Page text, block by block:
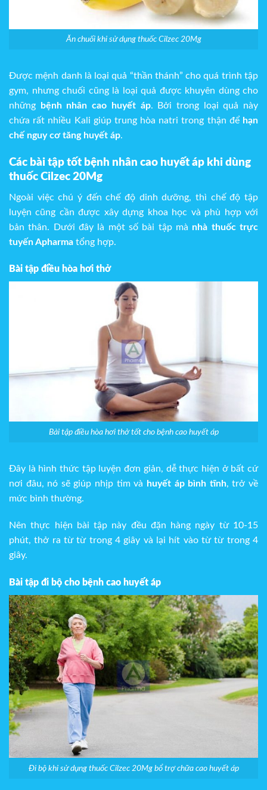
Ăn chuối khi sử dụng thuốc Cilzec 20Mg
Được mệnh danh là loại quả “thần thánh” cho quá trình tập
gym, nhưng chuối cũng là loại quả được khuyên dùng cho
những
bệnh nhân cao huyết áp. Bởi trong loại quả này
chứa rất nhiều Kali giúp trung hòa natri trong thận để hạn
chế nguy cơ tăng huyết áp.
Các bài tập tốt bệnh nhân cao huyết áp khi dùng
thuốc Cilzec 20Mg
Ngoài việc chú ý đến chế độ dinh dưỡng, thì chế độ tập
luyện cũng cần được xây dựng khoa học và phù hợp với
bản thân. Dưới đây là một số bài tập mà nhà thuốc trực
tuyến Apharma tổng hợp.
Bài tập điều hòa hơi thở
Bài tập điều hòa hơi thở tốt cho bệnh cao huyết áp
Đây là hình thức tập luyện đơn giản, dễ thực hiện ở bất cứ
nơi đâu, nó sẽ giúp nhịp tim và
huyết áp bình tĩnh, trở về
mức bình thường.
Nên thực hiện bài tập này đều đặn hàng ngày từ 10-15
phút, thở ra từ từ trong 4 giây và lại hít vào từ từ trong 4
giây.
Bài tập đi bộ cho bệnh cao huyết áp
Đi bộ khi sử dụng thuốc Cilzec 20Mg bổ trợ chữa cao huyết áp